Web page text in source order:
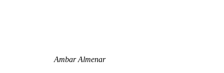
Ambar Almenar